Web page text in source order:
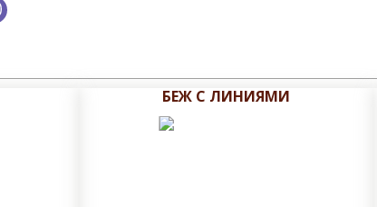
БЕЖ С ЛИНИЯМИ